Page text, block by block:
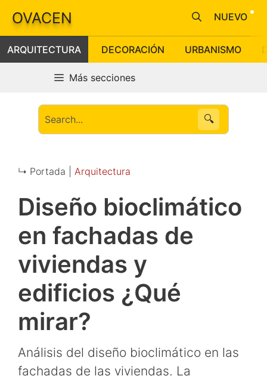
Saltar
contenido
OVACEN
ARQUITECTURA DECORACIÓN URBANISMO
NUEVO
Más secciones
🔍
↳ Portada | Arquitectura
Diseño bioclimático
en fachadas de
viviendas y
edificios ¿Qué
mirar?
Análisis del diseño bioclimático en las
fachadas de las viviendas. La